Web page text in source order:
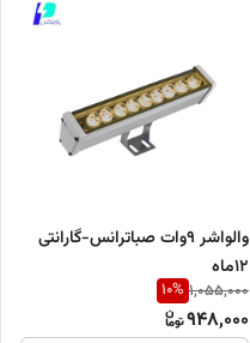
والواشر ۹وات صباترانس-گارانتی
۱۲ماه
1,055,000
10%
948,000